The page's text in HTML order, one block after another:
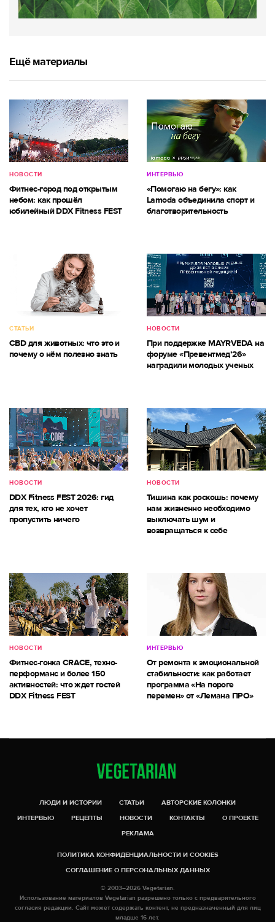
Ещё материалы
НОВОСТИ
Фитнес-город под открытым
небом: как прошёл
юбилейный DDX Fitness FEST
ИНТЕРВЬЮ
«Помогаю на бегу»: как
Lamoda объединила спорт и
благотворительность
СТАТЬИ
CBD для животных: что это и
почему о нём полезно знать
НОВОСТИ
При поддержке MAYRVEDA на
форуме «Превентмед’26»
наградили молодых ученых
НОВОСТИ
DDX Fitness FEST 2026: гид
для тех, кто не хочет
пропустить ничего
НОВОСТИ
Тишина как роскошь: почему
нам жизненно необходимо
выключать шум и
возвращаться к себе
НОВОСТИ
Фитнес-гонка CRACE, техно-
перформанс и более 150
активностей: что ждет гостей
DDX Fitness FEST
ИНТЕРВЬЮ
От ремонта к эмоциональной
стабильности: как работает
программа «На пороге
перемен» от «Лемана ПРО»
ЛЮДИ И ИСТОРИИ СТАТЬИ
АВТОРСКИЕ КОЛОНКИ
ИНТЕРВЬЮ
РЕЦЕПТЫ НОВОСТИ КОНТАКТЫ
О ПРОЕКТЕ
РЕКЛАМА
ПОЛИТИКА КОНФИДЕНЦИАЛЬНОСТИ И COOKIES
СОГЛАШЕНИЕ О ПЕРСОНАЛЬНЫХ ДАННЫХ
© 2003–2026 Vegetarian.
Использование материалов Vegetarian разрешено только с предварительного
согласия редакции. Сайт может содержать контент, не предназначенный для лиц
младше 16 лет.